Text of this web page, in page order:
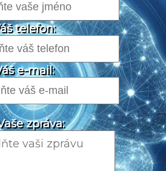
telefon:
e-mail:
zpráva: